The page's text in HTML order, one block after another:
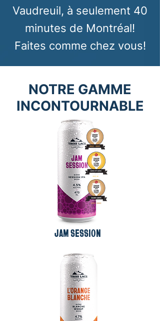
Vaudreuil, à seulement 40
minutes de Montréal!
Faites comme chez vous!
NOTRE GAMME
INCONTOURNABLE
JAM SESSION